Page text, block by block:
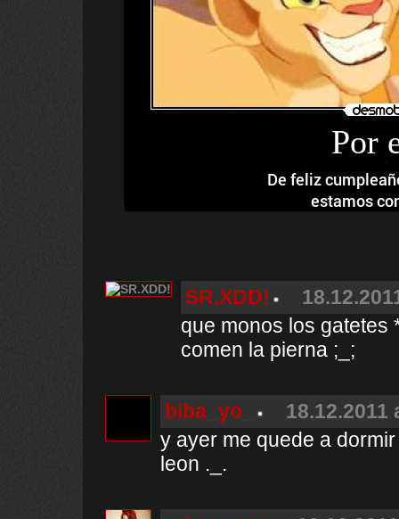
Por
De feliz
estamos
SR.XDD!
que monos los gatetes
comen la pierna ;_;
biba_yo_
18.12.2011
y ayer me quede a
leon ._.